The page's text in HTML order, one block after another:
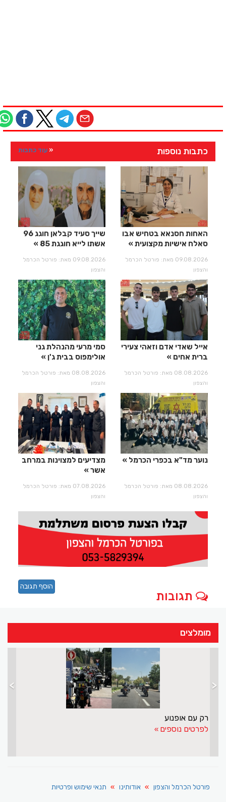
כתבות נוספות עוד כתבות
האחות חסנאא בטחיש אבו
סאלח אישיות מקצועית
09.08.2026 מאת: פורטל הכרמל
והצפון
שייך סעיד קבלאן חוגג 96
אשתו לייא חוגגת 85
09.08.2026 מאת: פורטל הכרמל
והצפון
אייל שאדי אדם וזאהי צעירי
ברית אחים
08.08.2026 מאת: פורטל הכרמל
והצפון
סמי מרעי מהנהלת גני
אולימפוס בבית ג'ן
08.08.2026 מאת: פורטל הכרמל
והצפון
נוער מד"א בכפרי הכרמל
08.08.2026 מאת: פורטל הכרמל
והצפון
מצדיעים למצוינות במרחב
אשר
07.08.2026 מאת: פורטל הכרמל
והצפון
תגובות
הוסף תגובה
מומלצים
> <
פורטל הכרמל והצפון אודותינו תנאי שימוש ופרטיות